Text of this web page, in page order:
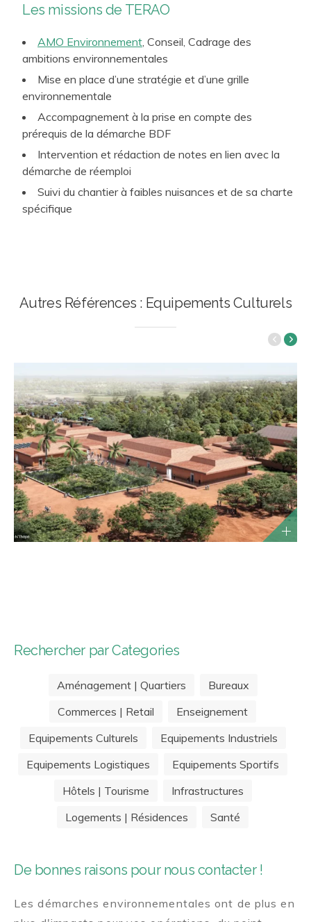
Les missions de TERAO
AMO Environnement , Conseil, Cadrage des
ambitions environnementales
Mise en place d’une stratégie et d’une grille
environnementale
Accompagnement à la prise en compte des
prérequis de la démarche BDF
Intervention et rédaction de notes en lien avec la
démarche de réemploi
Suivi du chantier à faibles nuisances et de sa charte
spécifique
Autres Références : Equipements Culturels
Rechercher par Categories
Aménagement | Quartiers
Bureaux
Commerces | Retail
Enseignement
Equipements Culturels
Equipements Industriels
Equipements Logistiques
Equipements Sportifs
Hôtels | Tourisme
Infrastructures
Logements | Résidences
Santé
De bonnes raisons pour nous contacter !
Les démarches environnementales ont de plus en